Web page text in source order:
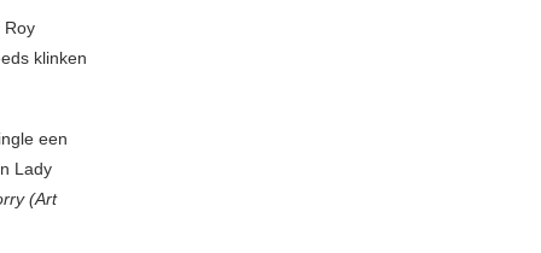
Roy
klinken
een
Lady
(Art